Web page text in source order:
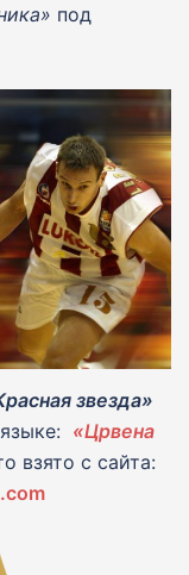
под
звезда»
«Црвенa
взято с сайта: